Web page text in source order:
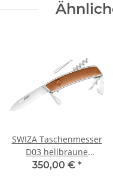
SWIZA Taschenmesser
D03 hellbraune
Kalbsledereinlagen 11
350,00 € *